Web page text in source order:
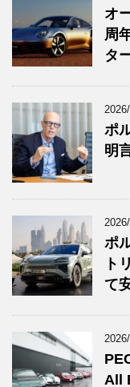
オ
周
タ
ポ
明
ポ
ト
て
All